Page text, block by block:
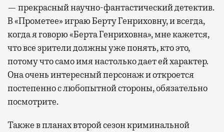
— прекрасный научно-фантастический детектив.
В «Прометее» играю Берту Генриховну, и всегда,
когда я говорю «Берта Генриховна», мне кажется,
что все зрители должны уже понять, кто это,
потому что само имя настолько дает ей характер.
Она очень интересный персонаж и откроется
постепенно с любопытной стороны, обязательно
посмотрите.
Также в планах второй сезон криминальной